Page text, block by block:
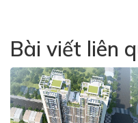
Bài viết liên